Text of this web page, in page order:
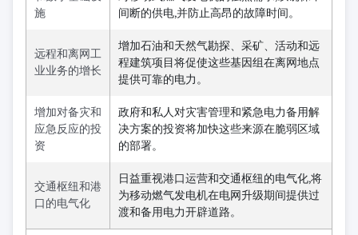
施
间断的供电,并防止高昂的故障时间。
远程和离网工
业业务的增长
增加石油和天然气勘探、采矿、活动和远
程建筑项目将促使这些基因组在离网地点
提供可靠的电力。
增加对备灾和
应急反应的投
资
政府和私人对灾害管理和紧急电力备用解
决方案的投资将加快这些来源在脆弱区域
的部署。
交通枢纽和港
口的电气化
日益重视港口运营和交通枢纽的电气化,将
为移动燃气发电机在电网升级期间提供过
渡和备用电力开辟道路。